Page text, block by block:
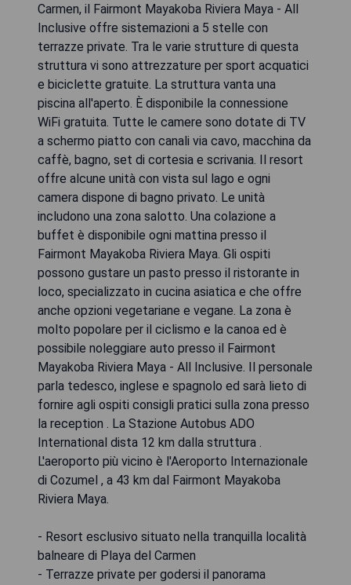
Carmen, il Fairmont Mayakoba Riviera Maya - All
Inclusive offre sistemazioni a 5 stelle con
terrazze private. Tra le varie strutture di questa
struttura vi sono attrezzature per sport acquatici
e biciclette gratuite. La struttura vanta una
piscina all'aperto. È disponibile la connessione
WiFi gratuita. Tutte le camere sono dotate di TV
a schermo piatto con canali via cavo, macchina da
caffè, bagno, set di cortesia e scrivania. Il resort
offre alcune unità con vista sul lago e ogni
camera dispone di bagno privato. Le unità
includono una zona salotto. Una colazione a
buffet è disponibile ogni mattina presso il
Fairmont Mayakoba Riviera Maya. Gli ospiti
possono gustare un pasto presso il ristorante in
loco, specializzato in cucina asiatica e che offre
anche opzioni vegetariane e vegane. La zona è
molto popolare per il ciclismo e la canoa ed è
possibile noleggiare auto presso il Fairmont
Mayakoba Riviera Maya - All Inclusive. Il personale
parla tedesco, inglese e spagnolo ed sarà lieto di
fornire agli ospiti consigli pratici sulla zona presso
la reception . La Stazione Autobus ADO
International dista 12 km dalla struttura .
L'aeroporto più vicino è l'Aeroporto Internazionale
di Cozumel , a 43 km dal Fairmont Mayakoba
Riviera Maya.
- Resort esclusivo situato nella tranquilla località
balneare di Playa del Carmen
- Terrazze private per godersi il panorama